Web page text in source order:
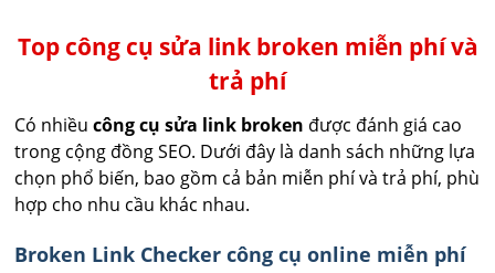
Top công cụ sửa link broken miễn phí và
trả phí
Có nhiềucông cụ sửa link broken được đánh giá cao
trong cộng đồng SEO. Dưới đây là danh sách những lựa
chọn phổ biến, bao gồm cả bản miễn phí và trả phí, phù
hợp cho nhu cầu khác nhau.
Broken Link Checker công cụ online miễn phí